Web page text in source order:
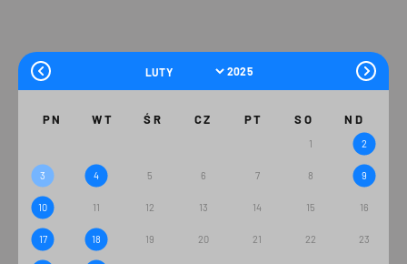
PN WT ŚR CZ PT SO ND
1 2
3 4 5 6 7 8 9
10 11 12 13 14 15 16
17 18 19 20 21 22 23